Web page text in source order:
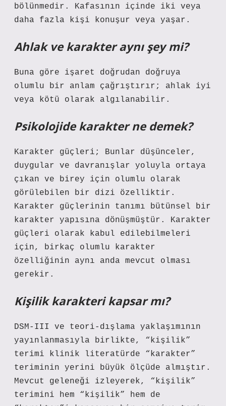
bölünmedir. Kafasının içinde iki veya
daha fazla kişi konuşur veya yaşar.
Ahlak ve karakter aynı şey mi?
Buna göre işaret doğrudan doğruya
olumlu bir anlam çağrıştırır; ahlak iyi
veya kötü olarak algılanabilir.
Psikolojide karakter ne demek?
Karakter güçleri; Bunlar düşünceler,
duygular ve davranışlar yoluyla ortaya
çıkan ve birey için olumlu olarak
görülebilen bir dizi özelliktir.
Karakter güçlerinin tanımı bütünsel bir
karakter yapısına dönüşmüştür. Karakter
güçleri olarak kabul edilebilmeleri
için, birkaç olumlu karakter
özelliğinin aynı anda mevcut olması
gerekir.
Kişilik karakteri kapsar mı?
DSM-III ve teori-dışlama yaklaşımının
yayınlanmasıyla birlikte, “kişilik”
terimi klinik literatürde “karakter”
teriminin yerini büyük ölçüde almıştır.
Mevcut geleneği izleyerek, “kişilik”
terimini hem “kişilik” hem de